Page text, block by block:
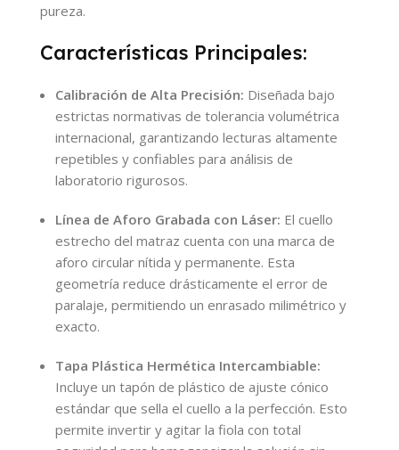
pureza.
Características Principales:
Calibración de Alta Precisión: Diseñada bajo
estrictas normativas de tolerancia volumétrica
internacional, garantizando lecturas altamente
repetibles y confiables para análisis de
laboratorio rigurosos.
Línea de Aforo Grabada con Láser: El cuello
estrecho del matraz cuenta con una marca de
aforo circular nítida y permanente. Esta
geometría reduce drásticamente el error de
paralaje, permitiendo un enrasado milimétrico y
exacto.
Tapa Plástica Hermética Intercambiable:
Incluye un tapón de plástico de ajuste cónico
estándar que sella el cuello a la perfección. Esto
permite invertir y agitar la fiola con total